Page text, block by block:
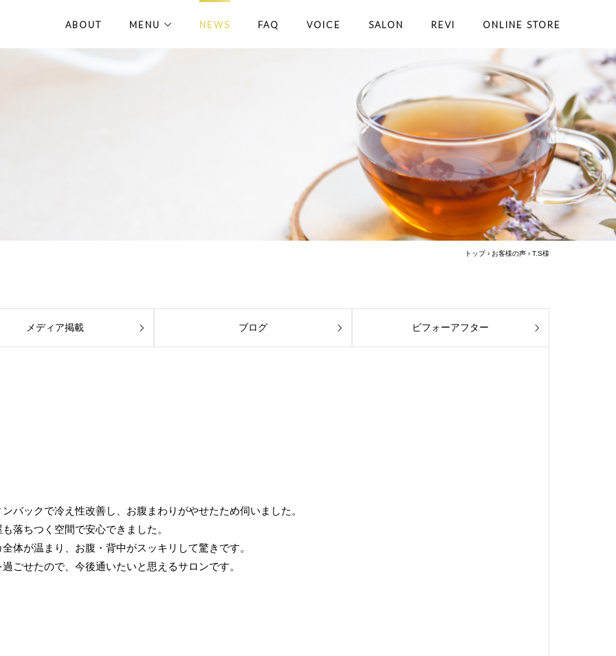
ABOUT MENU NEWS FAQ VOICE SALON REVI ONLINE STORE
トップ› お客様の声 › T.S様
メディア掲載 ブログ ビフォーアフター
バックで冷え性改善し、お腹まわりがやせたため伺いました。
落ちつく空間で安心できました。
体が温まり、お腹・背中がスッキリして驚きです。
ごせたので、今後通いたいと思えるサロンです。